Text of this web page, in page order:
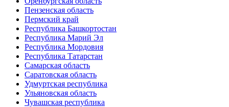
Пензенская область
Пермский край
Республика Башкортостан
Республика Марий Эл
Республика Мордовия
Республика Татарстан
Самарская область
Саратовская область
Удмуртская республика
Ульяновская область
Чувашская республика